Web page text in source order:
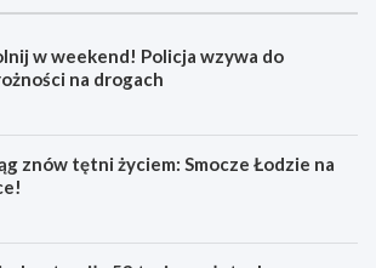
w weekend! Policja wzywa do
na drogach
znów tętni życiem: Smocze Łodzie na